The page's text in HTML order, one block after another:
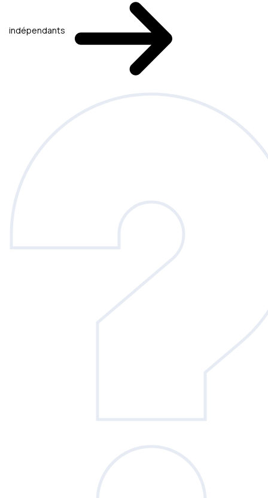
indépendants